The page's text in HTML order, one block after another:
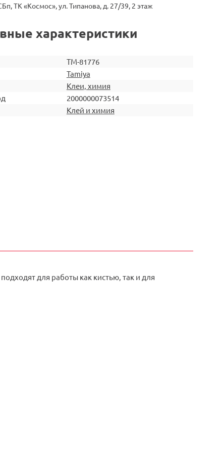
ТК «Космос», ул. Типанова, д. 27/39, 2 этаж
характеристики
TM-81776
Tamiya
Клеи, химия
2000000073514
Клей и химия
для работы как кистью, так и для